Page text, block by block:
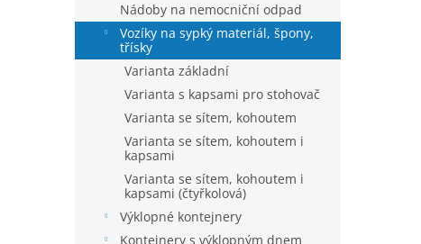
e
Nádoby na nemocniční odpad
Vozíky na sypký materiál, špony,
třísky
Varianta základní
Varianta s kapsami pro stohovač
Varianta se sítem, kohoutem
Varianta se sítem, kohoutem i
kapsami
Varianta se sítem, kohoutem i
kapsami (čtyřkolová)
Výklopné kontejnery
Kontejnery s výklopným dnem